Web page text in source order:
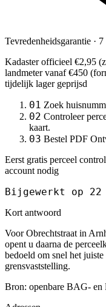
Tevredenheidsgarantie ·
Kadaster officieel €2,95
landmetervanaf €450
tijdelijk lager geprijsd
01 Zoek
02 Controleer
kaart.
03 Bestel PDF
Eerst gratis perceel
account nodig
Bijgewerkt op 22
Kort antwoord
Voor Obrechtstraat in
opent u daarna de
bedoeld om snel het
grensvaststelling.
Bron: openbare BAG- en